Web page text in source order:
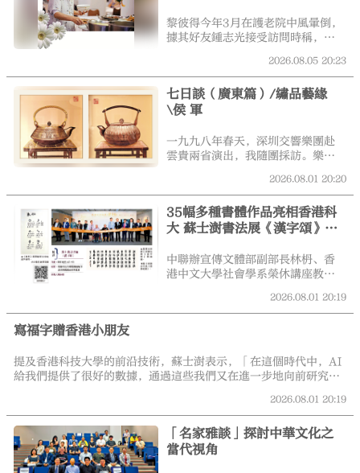
手葉麗儀獻唱的「歲月流金」等節
目。
黎彼得今年3月在護老院中風暈倒，
據其好友鍾志光接受訪問時稱，五
沒什麼反應。黎彼得的家人希望低
調處理後事，目前尚未有任何安
排。
2026.08.05 20:23
七日談（廣東篇）/繡品藝緣
\侯 軍
一九九八年春天，深圳交響樂團赴
雲貴兩省演出，我隨團採訪。樂團
舊書店和舊貨市場。那天，在貴陽
甲秀樓二樓就發現了一家專門售賣
當地繡品的小店。老闆娘五十多
歲，見我進來，熱情地給我倒了一
件拿出來，直觀「教學」，講得滔
滔不絕，聽者則津津有味。感動於
她的兩件繡品──都是從苗族婦女
舊衣服上拆下來的精美繡片──我
「這位大哥，你怎麼也不還個價
呢？」我帶着這兩件有溫度的苗繡
就寄到了我的單位──原來我當時
給老闆娘留下一張名片，她的兒子
就依照名片上的地址，給我寄來了
一包都勻毛尖新茶，還寫來一封
2026.08.01 20:20
35幅多種書體作品亮相香港科
大 蘇士澍書法展《漢字頌》昨
中聯辦宣傳文體部副部長林枬、香
港中文大學社會學系榮休講座教授
主席施子清、聯合出版集團有限公
司董事長傅偉中、香港大公文匯傳
幕禮並擔任主禮嘉賓。
2026.08.01 20:19
寫福字贈香港小朋友
提及香港科技大學的前沿技術，蘇士澍表示，「在這個時代中，AI
給我們提供了很好的數據，通過這些我們又在進一步地向前研究腦
學的經歷。「一提到漢字，屏幕上我腦子的鮮活度一下就起來了，
這說明漢字在我的腦子裏已經形成影像了，我自己還不知道。」
2026.08.01 20:19
「名家雅談」探討中華文化之
當代視角